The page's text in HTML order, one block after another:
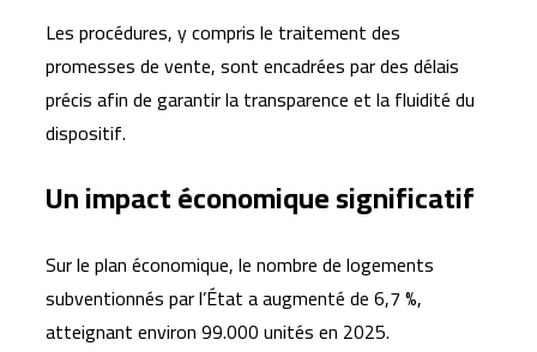
Les procédures, y compris le traitement des
promesses de vente, sont encadrées par des délais
précis afin de garantir la transparence et la fluidité du
dispositif.
Un impact économique significatif
Sur le plan économique, le nombre de logements
subventionnés par l’État a augmenté de 6,7 %,
atteignant environ 99.000 unités en 2025.